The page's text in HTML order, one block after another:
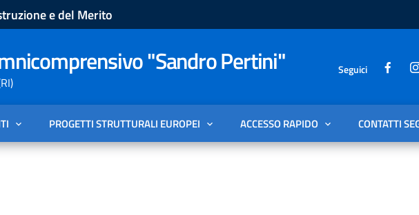
e del Merito
"Sandro Pertini" Seguici
PROGETTI STRUTTURALI EUROPEI ACCESSO RAPIDO CONTATTI